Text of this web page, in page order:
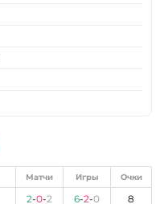
Матчи Игры Очки
2-0-2 6-2-0
8